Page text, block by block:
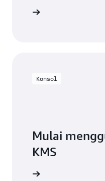
Konsol
Mulai
KMS